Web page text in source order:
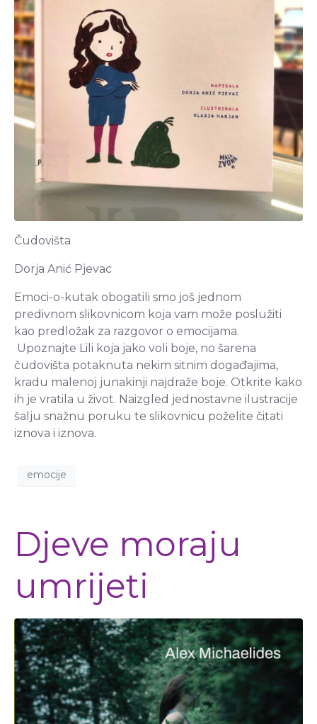
Čudovišta
Dorja Anić Pjevac
Emoci-o-kutak obogatili smo još jednom
predivnom slikovnicom koja vam može poslužiti
kao predložak za razgovor o emocijama.
Upoznajte Lili koja jako voli boje, no šarena
čudovišta potaknuta nekim sitnim događajima,
kradu malenoj junakinji najdraže boje. Otkrite kako
ih je vratila u život. Naizgled jednostavne ilustracije
šalju snažnu poruku te slikovnicu poželite čitati
iznova i iznova.
emocije
Djeve moraju
umrijeti